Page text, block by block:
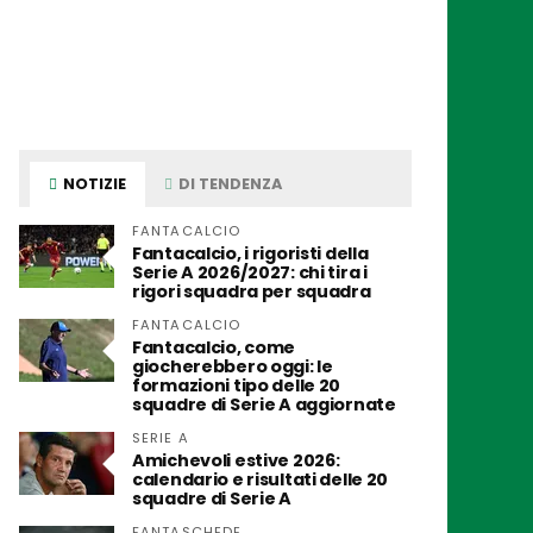
NOTIZIE DI TENDENZA
FANTACALCIO
Fantacalcio, i rigoristi della
Serie A 2026/2027: chi tira i
rigori squadra per squadra
FANTACALCIO
Fantacalcio, come
giocherebbero oggi: le
formazioni tipo delle 20
squadre di Serie A aggiornate
SERIE A
Amichevoli estive 2026:
calendario e risultati delle 20
squadre di Serie A